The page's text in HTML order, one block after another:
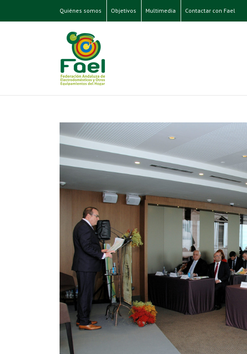
Quiénes somos Objetivos Multimedia Contactar con Fael